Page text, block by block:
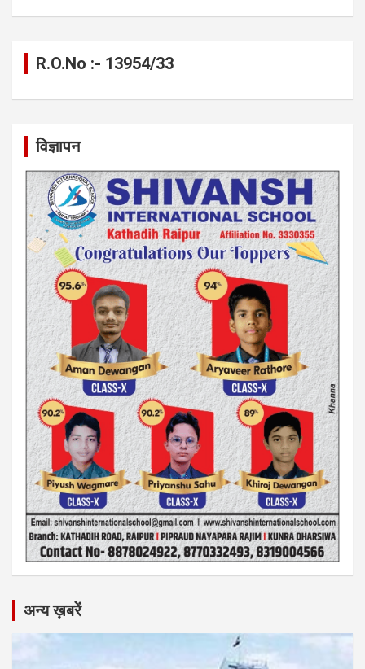
R.O.No :- 13954/33
विज्ञापन
अन्य ख़बरें